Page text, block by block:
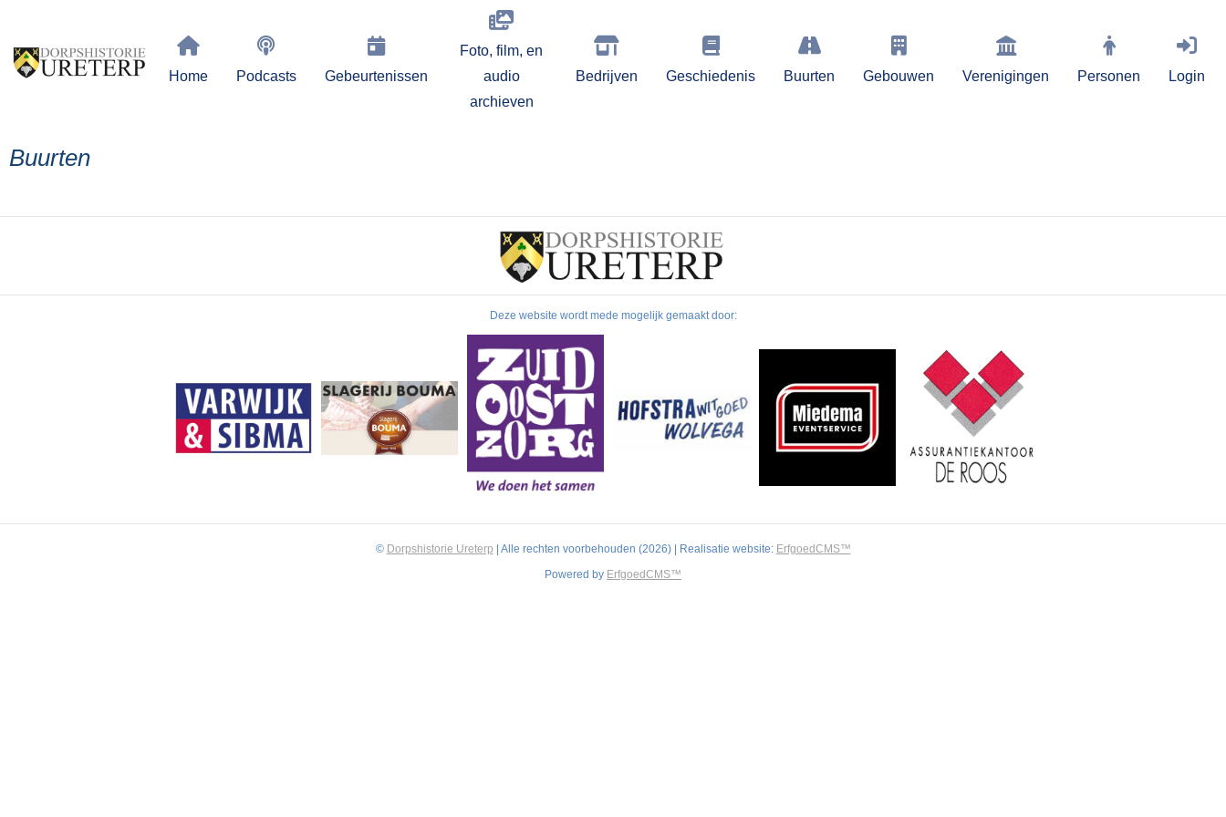
Home Podcasts Gebeurtenissen
Foto, film, en
audio
archieven
Bedrijven Geschiedenis Buurten Gebouwen Verenigingen Personen Login
Buurten
Deze website wordt mede mogelijk gemaakt door:
© Dorpshistorie Ureterp | Alle rechten voorbehouden (2026) | Realisatie website: ErfgoedCMS™
Powered by ErfgoedCMS™